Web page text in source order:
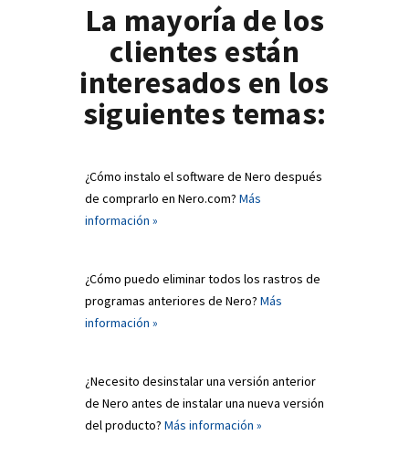
La mayoría de los
clientes están
interesados en los
siguientes temas:
¿Cómo instalo el software de Nero después
de comprarlo en Nero.com? Más
información »
¿Cómo puedo eliminar todos los rastros de
programas anteriores de Nero? Más
información »
¿Necesito desinstalar una versión anterior
de Nero antes de instalar una nueva versión
del producto? Más información »